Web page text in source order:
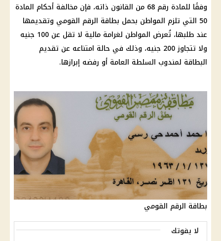
وفقًا للمادة رقم 68 من القانون ذاته، فإن مخالفة أحكام المادة
50 التي تلزم المواطن بحمل بطاقة الرقم القومي وتقديمها
عند طلبها، تُعرض المواطن لغرامة مالية لا تقل عن 100 جنيه
ولا تتجاوز 200 جنيه، وذلك في حالة امتناعه عن تقديم
البطاقة لمندوب السلطة العامة أو رفضه إبرازها.
بطاقة الرقم القومي
لا يفوتك